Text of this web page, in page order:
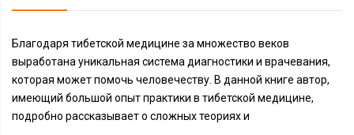
Благодаря тибетской медицине за множество веков
выработана уникальная система диагностики и врачевания,
которая может помочь человечеству. В данной книге автор,
имеющий большой опыт практики в тибетской медицине,
подробно рассказывает о сложных теориях и